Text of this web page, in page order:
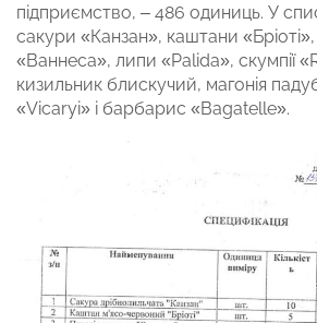
підприємство, – 486 одиниць. У
сакури «Канзан», каштани «Бріоті»,
«Ваннеса», липи «Palida», скумпії
кизильник блискучий, магонія
«Vicaryi» і барбарис «Bagatelle».